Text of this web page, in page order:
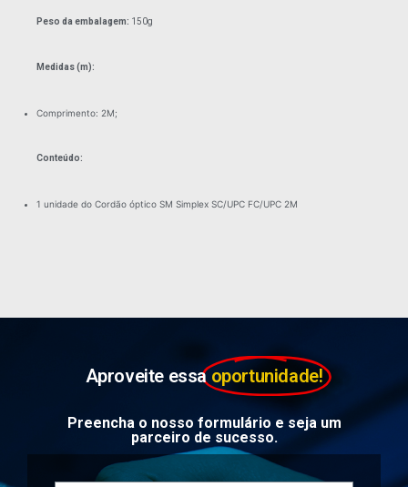
Peso da embalagem: 150g
Medidas (m):
Comprimento: 2M;
Conteúdo:
1 unidade do Cordão óptico SM Simplex SC/UPC FC/UPC 2M
Aproveite essa oportunidade!
Preencha o nosso formulário e seja um
parceiro de sucesso.